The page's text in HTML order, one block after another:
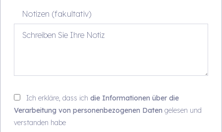
Notizen (fakultativ)
Ich erkläre, dass ich die Informationen über die
Verarbeitung von personenbezogenen Daten gelesen und
verstanden habe